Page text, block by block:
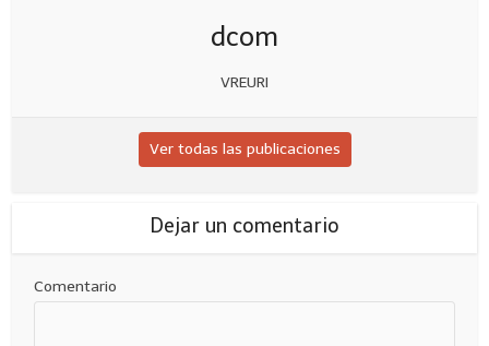
dcom
VREURI
Ver todas las publicaciones
Dejar un comentario
Comentario